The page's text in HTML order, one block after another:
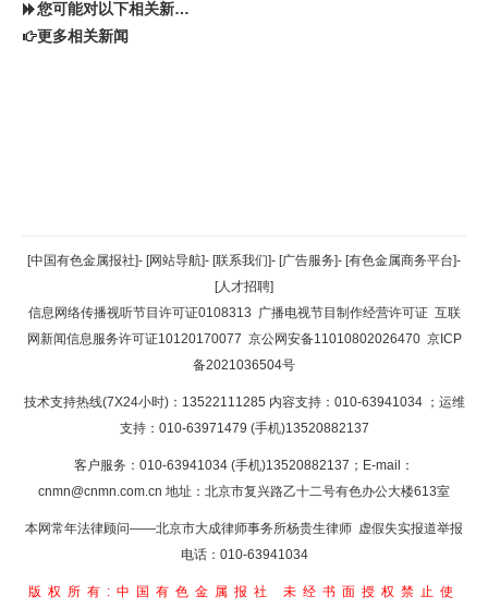
您可能对以下相关新闻同样感兴趣
更多相关新闻
返回顶部
返回首页
[中国有色金属报社]- [网站导航]- [联系我们]- [广告服务]- [有色金属商务平台]-
[人才招聘]
信息网络传播视听节目许可证0108313 广播电视节目制作经营许可证 互联
网新闻信息服务许可证10120170077 京公网安备11010802026470 京ICP
备2021036504号
技术支持热线(7X24小时)：13522111285 内容支持：010-63941034 ；运维
支持：010-63971479 (手机)13520882137
客户服务：010-63941034 (手机)13520882137；E-mail：
cnmn@cnmn.com.cn 地址：北京市复兴路乙十二号有色办公大楼613室
本网常年法律顾问——北京市大成律师事务所杨贵生律师 虚假失实报道举报
电话：010-63941034
版权所有:中国有色金属报社
未经书面授权禁止使